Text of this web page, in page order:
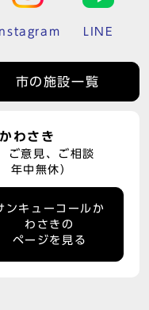
Instagram LINE
市の施設一覧
わさき
ご意見、ご相談
年中無休）
ンキューコールか
わさきの
ページを見る